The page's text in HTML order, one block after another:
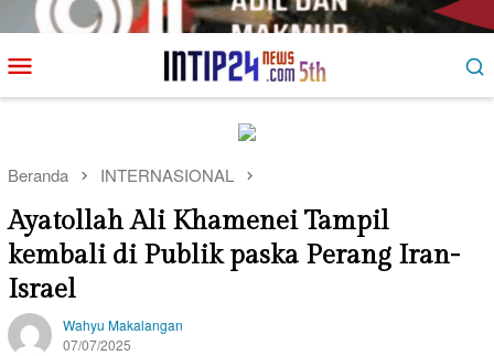
ke
kontenMobile
Beranda INTERNASIONAL
Ayatollah Ali Khamenei Tampil
kembali di Publik paska Perang Iran-
Israel
Wahyu Makalangan
07/07/2025